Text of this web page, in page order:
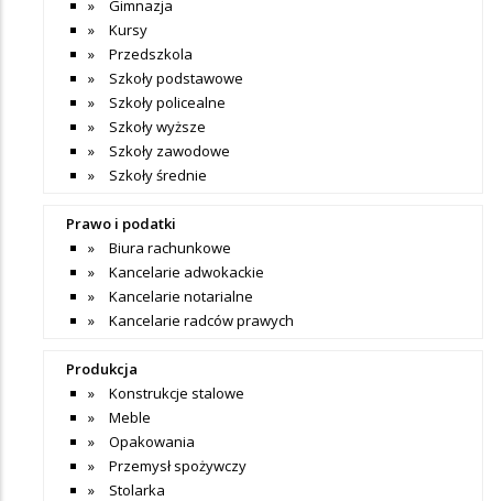
Gimnazja
Kursy
Przedszkola
Szkoły podstawowe
Szkoły policealne
Szkoły wyższe
Szkoły zawodowe
Szkoły średnie
Prawo i podatki
Biura rachunkowe
Kancelarie adwokackie
Kancelarie notarialne
Kancelarie radców prawych
Produkcja
Konstrukcje stalowe
Meble
Opakowania
Przemysł spożywczy
Stolarka